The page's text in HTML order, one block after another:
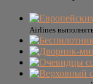
Airlines